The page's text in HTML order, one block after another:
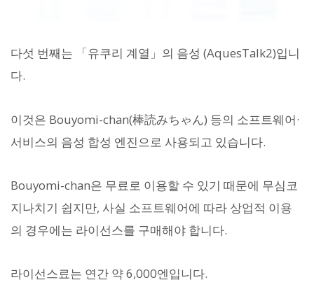
다섯 번째는 「유쿠리 계열」의 음성 (AquesTalk2)입니
다.
이것은 Bouyomi-chan(棒読みちゃん) 등의 소프트웨어·
서비스의 음성 합성 엔진으로 사용되고 있습니다.
Bouyomi-chan은 무료로 이용할 수 있기 때문에 무심코
지나치기 쉽지만, 사실 소프트웨어에 따라 상업적 이용
의 경우에는 라이선스를 구매해야 합니다.
라이선스료는 연간 약 6,000엔입니다.